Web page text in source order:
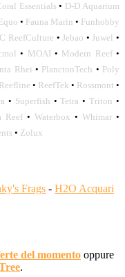
Essentials• D-D Aquarium
• Fauna Marin • Funhobby
ReefCulture •Jebao •Juwel •
• MOAI • Modern Reef•
Rhei • PlanctonTech • Poly
Reefline • ReefTek • Rossmont •
• Superfish •Tetra •Triton •
Reef • Waterbox • Whimar •
• Zolux
Frags - H2O Acquari
del momento oppure
.